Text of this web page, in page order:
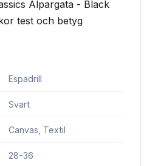
Espadrill
Svart
Canvas, Textil
28-36